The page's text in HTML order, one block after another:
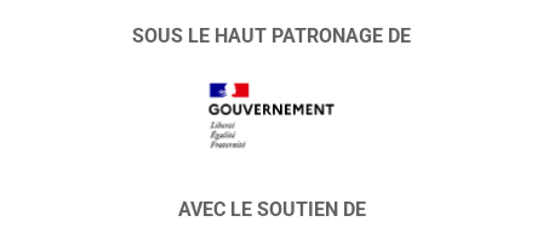
SOUS LE HAUT PATRONAGE DE
AVEC LE SOUTIEN DE